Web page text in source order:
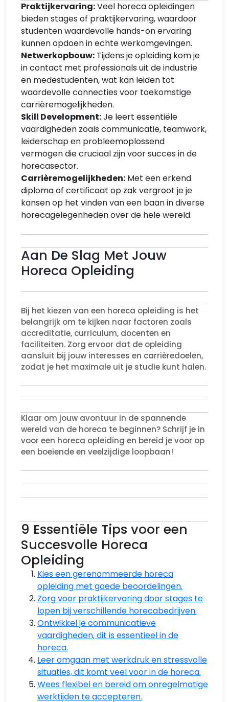
Praktijkervaring:Veel horeca opleidingen
bieden stages of praktijkervaring, waardoor
studenten waardevolle hands-on ervaring
kunnen opdoen in echte werkomgevingen.
Netwerkopbouw:Tijdens je opleiding kom je
in contact met professionals uit de industrie
en medestudenten, wat kan leiden tot
waardevolle connecties voor toekomstige
carrièremogelijkheden.
Skill Development:Je leert essentiële
vaardigheden zoals communicatie, teamwork,
leiderschap en probleemoplossend
vermogen die cruciaal zijn voor succes in de
horecasector.
Carrièremogelijkheden:Met een erkend
diploma of certificaat op zak vergroot je je
kansen op het vinden van een baan in diverse
horecagelegenheden over de hele wereld.
Aan De Slag Met Jouw
Horeca Opleiding
Bij het kiezen van een horeca opleiding is het
belangrijk om te kijken naar factoren zoals
accreditatie, curriculum, docenten en
faciliteiten. Zorg ervoor dat de opleiding
aansluit bij jouw interesses en carrièredoelen,
zodat je het maximale uit je studie kunt halen.
Klaar om jouw avontuur in de spannende
wereld van de horeca te beginnen? Schrijf je in
voor een horeca opleiding en bereid je voor op
een boeiende en veelzijdige loopbaan!
9 Essentiële Tips voor een
Succesvolle Horeca
Opleiding
Kies een gerenommeerde horeca
opleiding met goede beoordelingen.
Zorg voor praktijkervaring door stages te
lopen bij verschillende horecabedrijven.
Ontwikkel je communicatieve
vaardigheden, dit is essentieel in de
horeca.
Leer omgaan met werkdruk en stressvolle
situaties, dit komt veel voor in de horeca.
Wees flexibel en bereid om onregelmatige
werktijden te accepteren.